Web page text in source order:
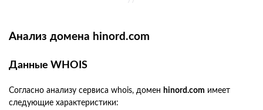
Анализ домена hinord.com
Данные WHOIS
Согласно анализу сервиса whois, домен hinord.com имеет
следующие характеристики: